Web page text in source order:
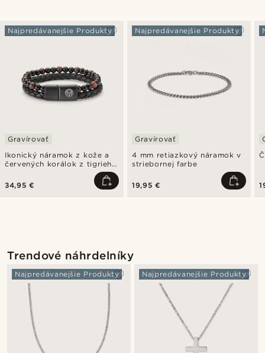
Ikonický náramok z kože a
červených korálok z tigrieho
Najpredávanejšie Produkty
Gravírovať
34,95 €
4 mm retiazkový náramok v
striebornej farbe
Najpredávanejšie Produkty
Gravírovať
19,95 €
Trendové náhrdelníky
Najpredávanejšie Produkty Najpredávanejšie Produkty